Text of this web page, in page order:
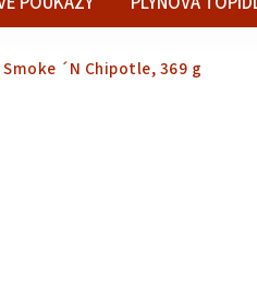
´N Chipotle, 369 g